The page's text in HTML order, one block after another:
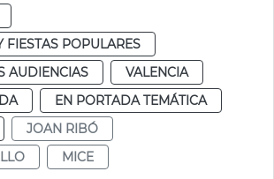
FIESTAS POPULARES
AUDIENCIAS
VALENCIA
EN PORTADA TEMÁTICA
JOAN RIBÓ
MICE